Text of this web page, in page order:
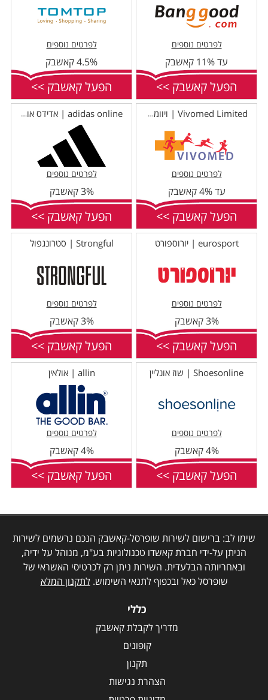
לפרטים נוספים
עד 11% קאשבק
הפעל קאשבק >>
לפרטים נוספים
4.5% קאשבק
הפעל קאשבק >>
Vivomed Limited | ויוומד לימיטד
לפרטים נוספים
עד 4% קאשבק
הפעל קאשבק >>
adidas online | אדידס אונליין
לפרטים נוספים
3% קאשבק
הפעל קאשבק >>
eurosport | יורוספורט
לפרטים נוספים
3% קאשבק
הפעל קאשבק >>
Strongful | סטרונגפול
לפרטים נוספים
3% קאשבק
הפעל קאשבק >>
Shoesonline | שוז אונליין
לפרטים נוספים
4% קאשבק
הפעל קאשבק >>
allin | אולאין
לפרטים נוספים
4% קאשבק
הפעל קאשבק >>
שימו לב: ברישום לשירות שופרסל-קאשבק הנכם נרשמים לשירות
הניתן על-ידי חברת קאשדו טכנולוגיות בע"מ, מנוהל על ידיה,
ובאחריותה הבלעדית. השירות ניתן רק לכרטיסי האשראי של
שופרסל כאל ובכפוף לתנאי השימוש.לתקנון המלא
כללי
מדריך לקבלת קאשבק
קופונים
תקנון
הצהרת נגישות